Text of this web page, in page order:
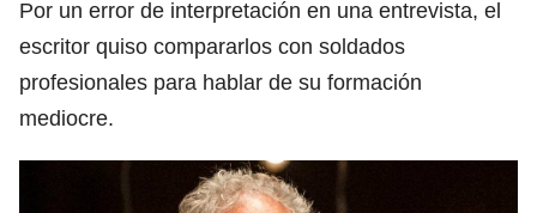
Por un error de interpretación en una entrevista, el
escritor quiso compararlos con soldados
profesionales para hablar de su formación
mediocre.